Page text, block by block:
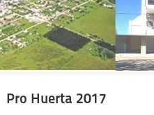
Pro Huerta 2017